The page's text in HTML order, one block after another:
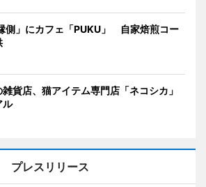
側」にカフェ「PUKU」 自家焙煎コー
貨店、猫アイテム専門店「ネコシカ」
ル
プレスリリース